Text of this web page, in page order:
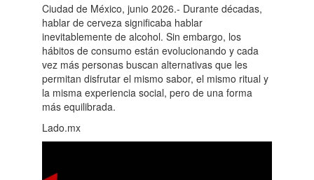
Ciudad de México, junio 2026.- Durante décadas,
hablar de cerveza significaba hablar
inevitablemente de alcohol. Sin embargo, los
hábitos de consumo están evolucionando y cada
vez más personas buscan alternativas que les
permitan disfrutar el mismo sabor, el mismo ritual y
la misma experiencia social, pero de una forma
más equilibrada.
Lado.mx